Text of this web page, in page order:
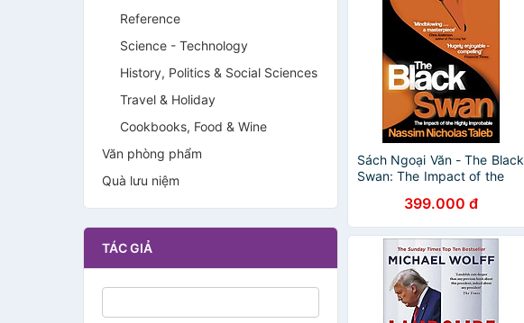
Reference
Science - Technology
History, Politics & Social Sciences
Travel & Holiday
Cookbooks, Food & Wine
Văn phòng phẩm
Quà lưu niệm
TÁC GIẢ
Sách Ngoại Văn - The Black
Swan: The Impact of the
Nassim Nicholas Taleb
(Author))
399.000 đ